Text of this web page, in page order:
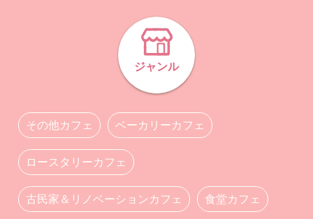
ジャンル
その他カフェ ベーカリーカフェ
ロースタリーカフェ
古民家＆リノベーションカフェ 食堂カフェ